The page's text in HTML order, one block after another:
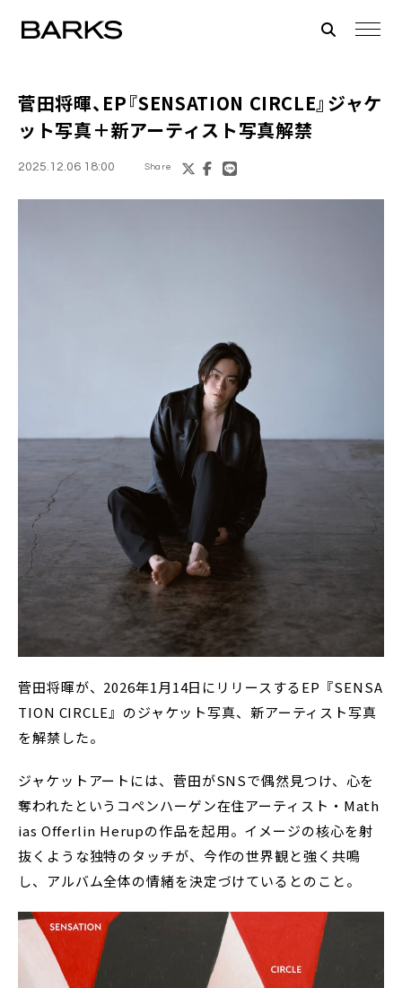
菅田将暉、EP『SENSATION CIRCLE』ジャケ
ット写真＋新アーティスト写真解禁
2025.12.06 18:00 Share
菅田将暉が、2026年1月14日にリリースするEP『SENSA
TION CIRCLE』のジャケット写真、新アーティスト写真
を解禁した。
ジャケットアートには、菅田がSNSで偶然見つけ、心を
奪われたというコペンハーゲン在住アーティスト・Math
ias Offerlin Herupの作品を起用。イメージの核心を射
抜くような独特のタッチが、今作の世界観と強く共鳴
し、アルバム全体の情緒を決定づけているとのこと。